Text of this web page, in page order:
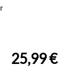
25,99€